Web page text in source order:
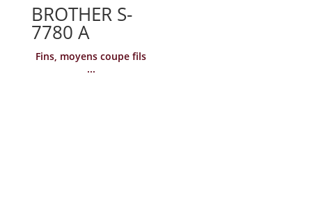
BROTHER S-
7780 A
Fins, moyens coupe fils
...